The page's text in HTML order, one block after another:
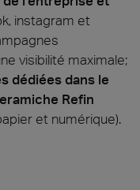
instagram et
visibilité maximale;
dédiées dans le
Refin
et numérique).